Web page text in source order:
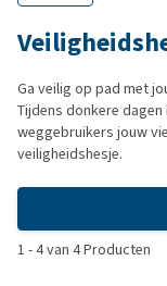
Ga veilig op pad met
Tijdens donkere
weggebruikers jouw
veiligheidshesje.
1 -4van 4Producten